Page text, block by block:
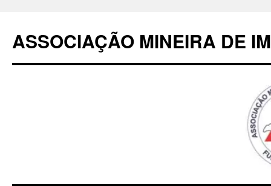
conteúdo
ASSOCIAÇÃO MINEIRA DE